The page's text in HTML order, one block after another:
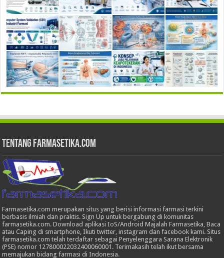
Tentang Farmasetika.com
Farmasetika.com merupakan situs yang berisi informasi farmasi terkini
berbasis ilmiah dan praktis. Sign Up untuk bergabung di komunitas
farmasetika.com. Download aplikasi IoS/Android Majalah Farmasetika, Baca
atau Caping di smartphone, Ikuti twitter, instagram dan facebook kami. Situs
farmasetika.com telah terdaftar sebagai Penyelenggara Sarana Elektronik
(PSE) nomor 127800022032400060001. Terimakasih telah ikut bersama
memajukan bidang farmasi di Indonesia.